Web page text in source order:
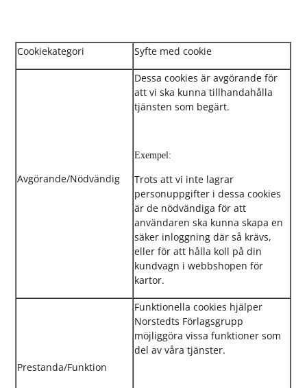
Cookiekategori Syfte med cookie
Avgörande/Nödvändig
Dessa cookies är avgörande för
att vi ska kunna tillhandahålla
tjänsten som begärt.
Exempel:
Trots att vi inte lagrar
personuppgifter i dessa cookies
är de nödvändiga för att
användaren ska kunna skapa en
säker inloggning där så krävs,
eller för att hålla koll på din
kundvagn i webbshopen för
kartor.
Prestanda/Funktion
Funktionella cookies hjälper
Norstedts Förlagsgrupp
möjliggöra vissa funktioner som
del av våra tjänster.